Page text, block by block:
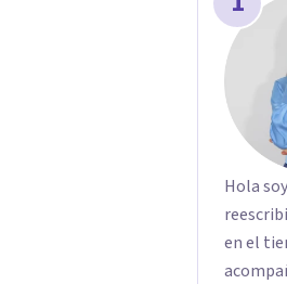
Hola
en el